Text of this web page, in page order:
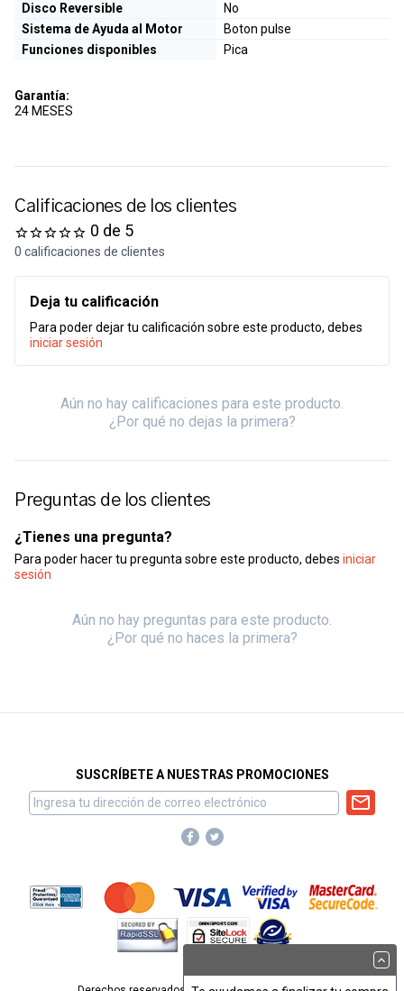
Disco Reversible
No
Sistema de Ayuda al Motor
Boton pulse
Funciones disponibles
Pica
Garantía:
24 MESES
Calificaciones de los clientes
0 de 5
0 calificaciones de clientes
Deja tu calificación
Para poder dejar tu calificación sobre este producto, debes
iniciar sesión
Aún no hay calificaciones para este producto.
¿Por qué no dejas la primera?
Preguntas de los clientes
¿Tienes una pregunta?
Para poder hacer tu pregunta sobre este producto, debes iniciar
sesión
Aún no hay preguntas para este producto.
¿Por qué no haces la primera?
SUSCRÍBETE A NUESTRAS PROMOCIONES